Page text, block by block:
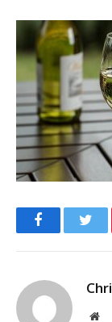
Facebook